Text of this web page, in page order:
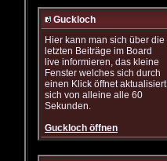
Guckloch
Hier kann man sich über die
letzten Beiträge im Board
live informieren, das kleine
Fenster welches sich durch
einen Klick öffnet aktualisiert
sich von alleine alle 60
Sekunden.
Guckloch öffnen